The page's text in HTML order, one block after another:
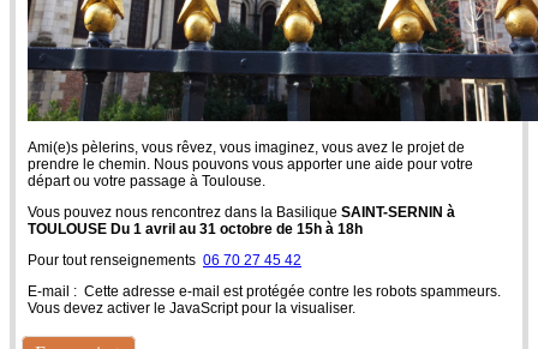
Ami(e)s pèlerins, vous rêvez, vous imaginez, vous avez le projet de
prendre le chemin. Nous pouvons vous apporter une aide pour votre
départ ou votre passage à Toulouse.
Vous pouvez nous rencontrez dans la Basilique SAINT-SERNIN à
TOULOUSE Du 1 avril au 31 octobre de 15h à 18h
Pour tout renseignements 06 70 27 45 42
E-mail : Cette adresse e-mail est protégée contre les robots spammeurs.
Vous devez activer le JavaScript pour la visualiser.